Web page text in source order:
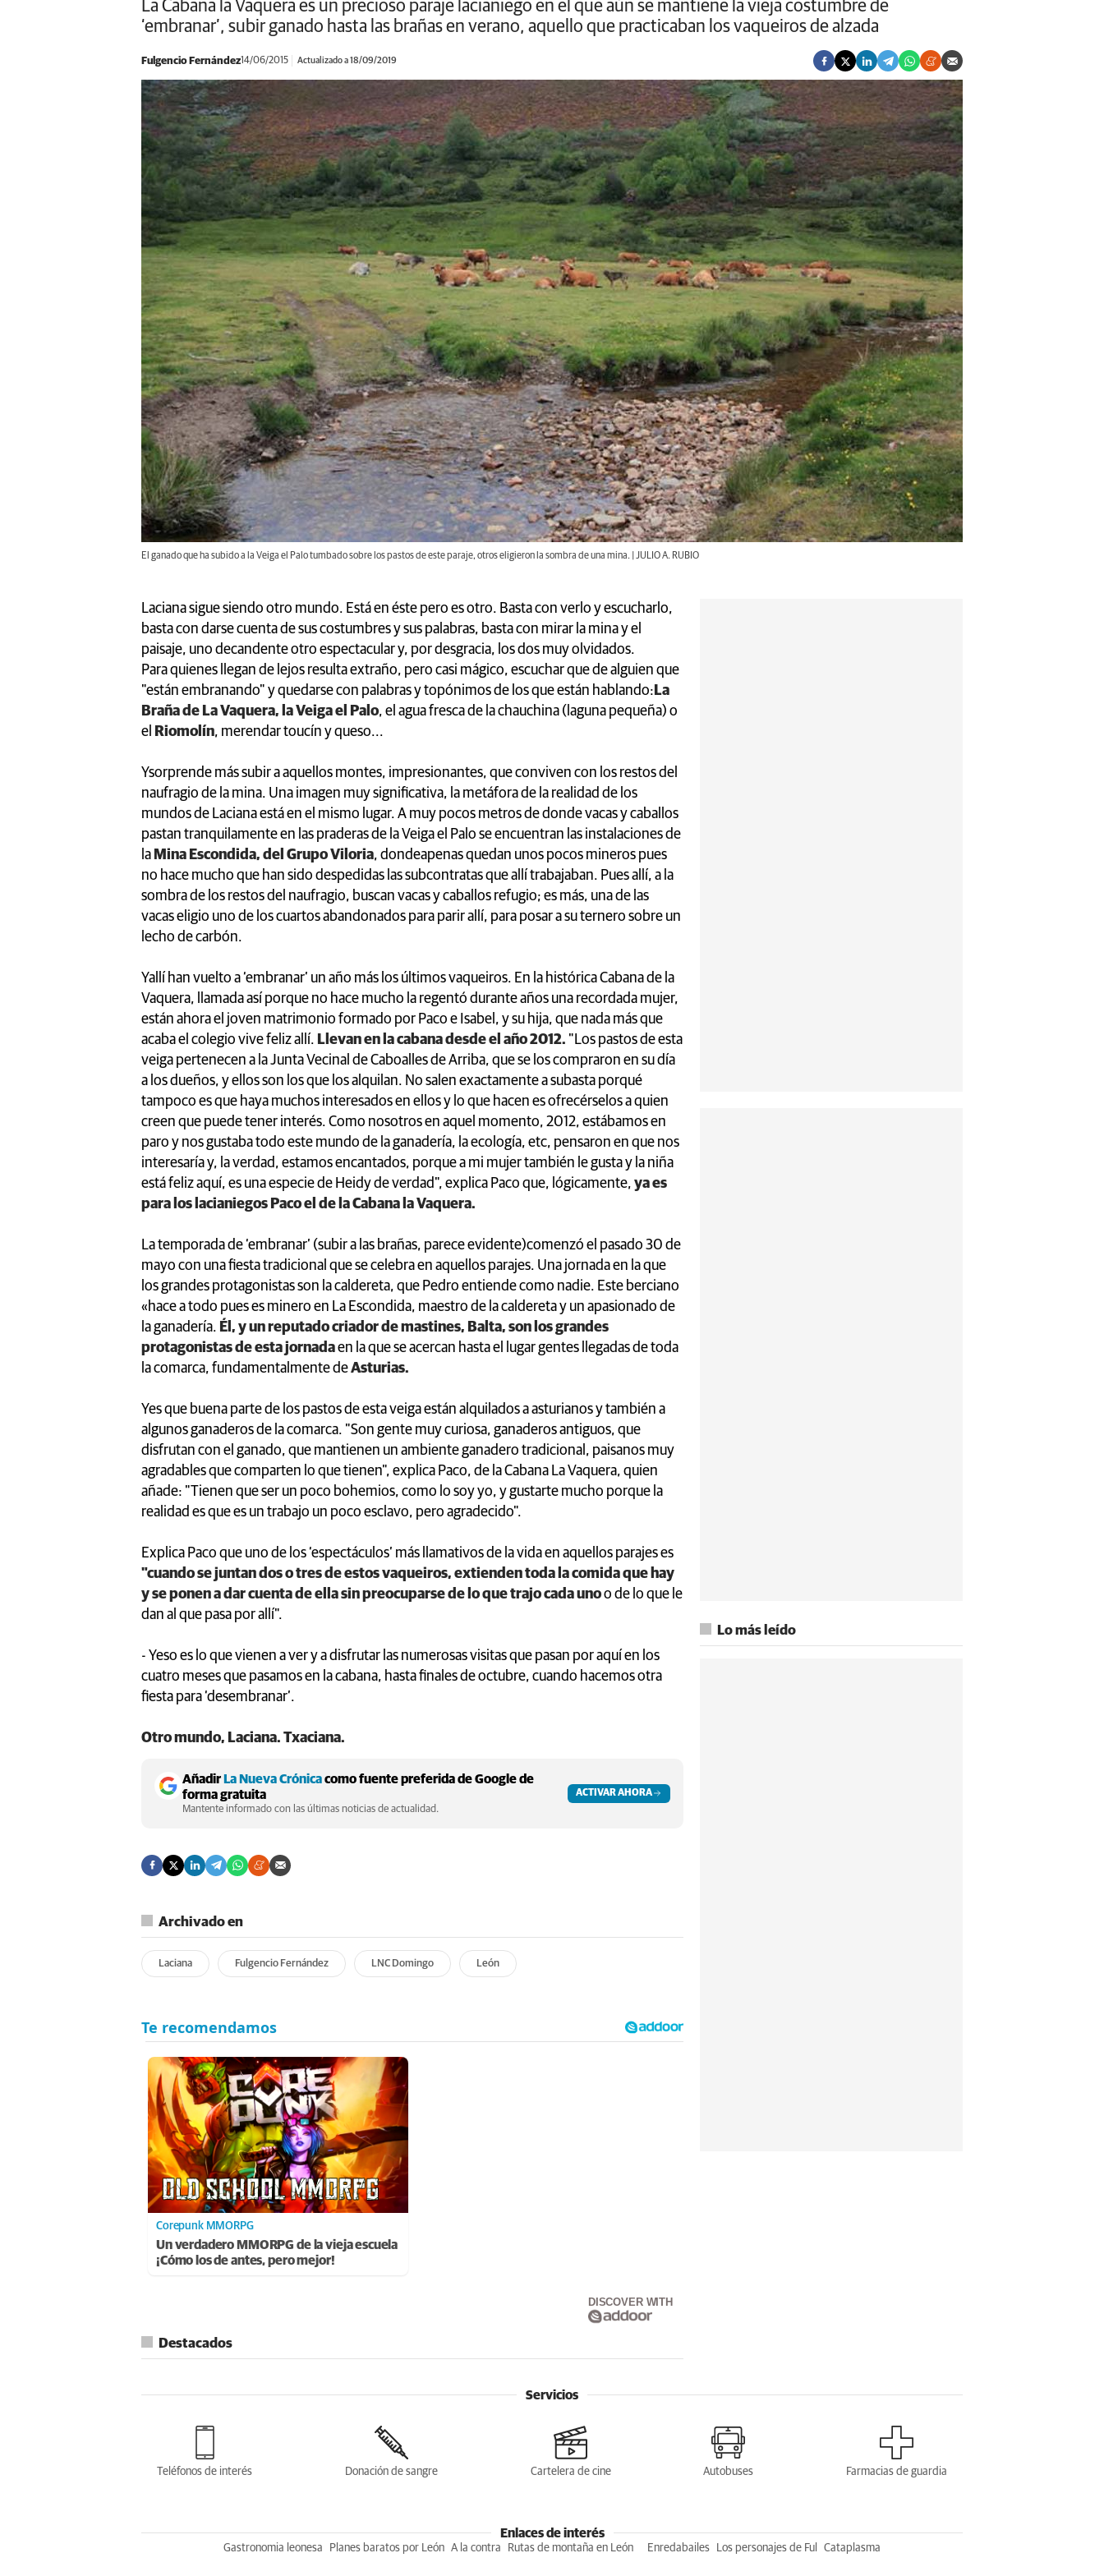
La Cabana la Vaquera es un precioso paraje lacianiego en el que aún se mantiene la vieja costumbre de
‘embranar’, subir ganado hasta las brañas en verano, aquello que practicaban los vaqueiros de alzada
Fulgencio Fernández14/06/2015 Actualizado a 18/09/2019
El ganado que ha subido a la Veiga el Palo tumbado sobre los pastos de este paraje, otros eligieron la sombra de una mina. | JULIO A. RUBIO
Laciana sigue siendo otro mundo. Está en éste pero es otro. Basta con verlo y escucharlo,
basta con darse cuenta de sus costumbres y sus palabras, basta con mirar la mina y el
paisaje, uno decandente otro espectacular y, por desgracia, los dos muy olvidados.
Para quienes llegan de lejos resulta extraño, pero casi mágico, escuchar que de alguien que
"están embranando" y quedarse con palabras y topónimos de los que están hablando: La
Braña de La Vaquera, la Veiga el Palo, el agua fresca de la chauchina (laguna pequeña) o
el
Riomolín, merendar toucín y queso...
Ysorprende más subir a aquellos montes, impresionantes, que conviven con los restos del
naufragio de la mina. Una imagen muy significativa, la metáfora de la realidad de los
mundos de Laciana está en el mismo lugar. A muy pocos metros de donde vacas y caballos
pastan tranquilamente en las praderas de la Veiga el Palo se encuentran las instalaciones de
la Mina Escondida, del Grupo Viloria, dondeapenas quedan unos pocos mineros pues
no hace mucho que han sido despedidas las subcontratas que allí trabajaban. Pues allí, a la
sombra de los restos del naufragio, buscan vacas y caballos refugio; es más, una de las
vacas eligio uno de los cuartos abandonados para parir allí, para posar a su ternero sobre un
lecho de carbón.
Yallí han vuelto a ‘embranar’ un año más los últimos vaqueiros. En la histórica Cabana de la
Vaquera, llamada así porque no hace mucho la regentó durante años una recordada mujer,
están ahora el joven matrimonio formado por Paco e Isabel, y su hija, que nada más que
acaba el colegio vive feliz allí. Llevan en la cabana desde el año 2012. "Los pastos de esta
veiga pertenecen a la Junta Vecinal de Caboalles de Arriba, que se los compraron en su día
a los dueños, y ellos son los que los alquilan. No salen exactamente a subasta porqué
tampoco es que haya muchos interesados en ellos y lo que hacen es ofrecérselos a quien
creen que puede tener interés. Como nosotros en aquel momento, 2012, estábamos en
paro y nos gustaba todo este mundo de la ganadería, la ecología, etc, pensaron en que nos
interesaría y, la verdad, estamos encantados, porque a mi mujer también le gusta y la niña
está feliz aquí, es una especie de Heidy de verdad", explica Paco que, lógicamente, ya es
para los lacianiegos Paco el de la Cabana la Vaquera.
La temporada de ‘embranar’ (subir a las brañas, parece evidente)comenzó el pasado 30 de
mayo con una fiesta tradicional que se celebra en aquellos parajes. Una jornada en la que
los grandes protagonistas son la caldereta, que Pedro entiende como nadie. Este berciano
«hace a todo pues es minero en La Escondida, maestro de la caldereta y un apasionado de
la ganadería. Él, y un reputado criador de mastines, Balta, son los grandes
protagonistas de esta jornadaen la que se acercan hasta el lugar gentes llegadas de toda
la comarca, fundamentalmente deAsturias.
Yes que buena parte de los pastos de esta veiga están alquilados a asturianos y también a
algunos ganaderos de la comarca. "Son gente muy curiosa, ganaderos antiguos, que
disfrutan con el ganado, que mantienen un ambiente ganadero tradicional, paisanos muy
agradables que comparten lo que tienen", explica Paco, de la Cabana La Vaquera, quien
añade: "Tienen que ser un poco bohemios, como lo soy yo, y gustarte mucho porque la
realidad es que es un trabajo un poco esclavo, pero agradecido".
Explica Paco que uno de los ‘espectáculos’ más llamativos de la vida en aquellos parajes es
"cuando se juntan dos o tres de estos vaqueiros, extienden toda la comida que hay
y se ponen a dar cuenta de ella sin preocuparse de lo que trajo cada unoo de lo que le
dan al que pasa por allí".
- Yeso es lo que vienen a ver y a disfrutar las numerosas visitas que pasan por aquí en los
cuatro meses que pasamos en la cabana, hasta finales de octubre, cuando hacemos otra
fiesta para ‘desembranar’.
Otro mundo, Laciana. Txaciana.
AñadirLa Nueva Crónicacomo fuente preferida de Google de
forma gratuita
Mantente informado con las últimas noticias de actualidad.
ACTIVAR AHORA
Archivado en
Laciana Fulgencio Fernández LNC Domingo León
Corepunk MMORPG
Un verdadero MMORPG de la vieja escuela
¡Cómo los de antes, pero mejor!
DISCOVER WITH
Destacados
Lo más leído
Servicios
Teléfonos de interés Donación de sangre Cartelera de cine Autobuses Farmacias de guardia
Enlaces de interés
Gastronomia leonesa Planes baratos por León A la contra Rutas de montaña en León Enredabailes Los personajes de Ful Cataplasma